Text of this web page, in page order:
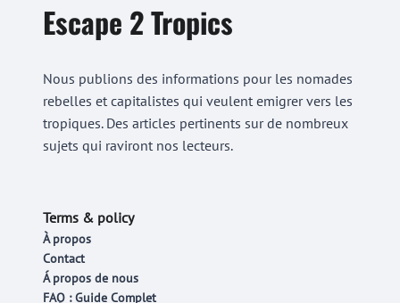
Escape 2 Tropics
Nous publions des informations pour les nomades
rebelles et capitalistes qui veulent emigrer vers les
tropiques. Des articles pertinents sur de nombreux
sujets qui raviront nos lecteurs.
Terms & policy
À propos
Contact
Á propos de nous
FAQ : Guide Complet